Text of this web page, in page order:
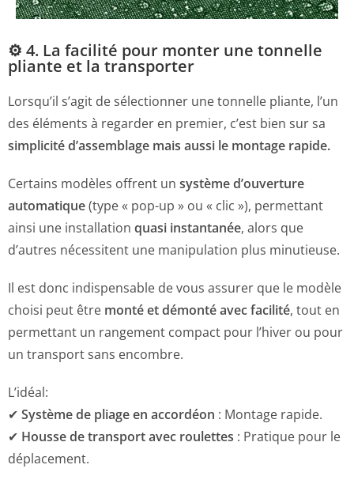
⚙️ 4. La facilité pour monter une tonnelle
pliante et la transporter
Lorsqu’il s’agit de sélectionner une tonnelle pliante, l’un
des éléments à regarder en premier, c’est bien sur sa
simplicité d’assemblage mais aussi le montage rapide.
Certains modèles offrent un système d’ouverture
automatique(type « pop-up » ou « clic »), permettant
ainsi une installation quasi instantanée, alors que
d’autres nécessitent une manipulation plus minutieuse.
Il est donc indispensable de vous assurer que le modèle
choisi peut être monté et démonté avec facilité, tout en
permettant un rangement compact pour l’hiver ou pour
un transport sans encombre.
L’idéal:
✔ Système de pliage en accordéon : Montage rapide.
✔ Housse de transport avec roulettes : Pratique pour le
déplacement.